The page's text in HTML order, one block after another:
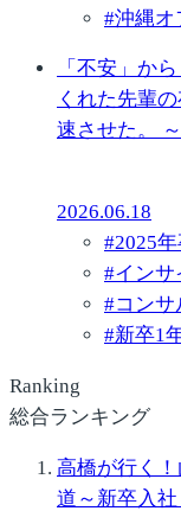
#沖縄オ
「不安」か
くれた先輩
速させた。
2026.06.18
#2025
#インサ
#コン
#新卒1
Ranking
総合ランキング
高橋が行く
道～新卒入